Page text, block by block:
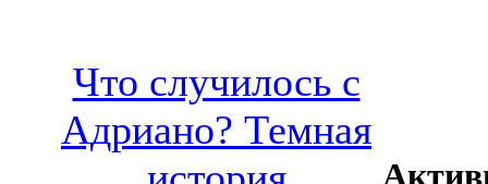
Что случилось с
Адриано? Темная